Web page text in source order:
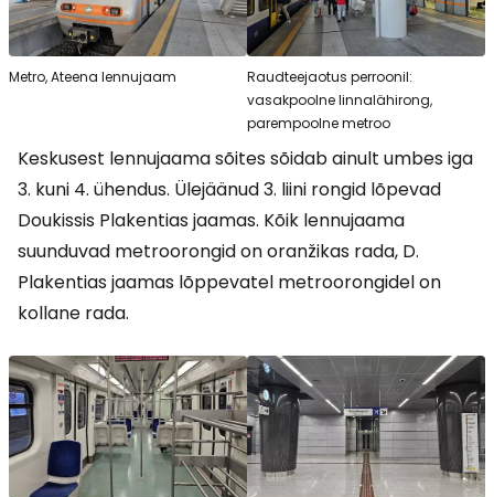
Metro, Ateena lennujaam
Raudteejaotus perroonil:
vasakpoolne linnalähirong,
parempoolne metroo
Keskusest lennujaama sõites sõidab ainult umbes iga
3. kuni 4. ühendus. Ülejäänud 3. liini rongid lõpevad
Doukissis Plakentias jaamas. Kõik lennujaama
suunduvad metroorongid on oranžikas rada, D.
Plakentias jaamas lõppevatel metroorongidel on
kollane rada.